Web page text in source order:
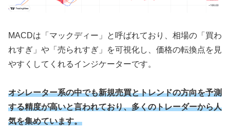
MACDは「マックディー」と呼ばれており、相場の「買わ
れすぎ」や「売られすぎ」を可視化し、価格の転換点を見
やすくしてくれるインジケーターです。
オシレーター系の中でも新規売買とトレンドの方向を予測
する精度が高いと言われており、多くのトレーダーから人
気を集めています。